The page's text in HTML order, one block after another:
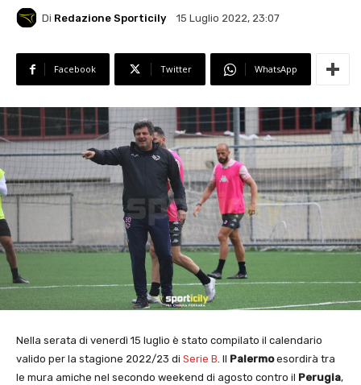
Di Redazione Sporticily 15 Luglio 2022, 23:07
Facebook Twitter WhatsApp
Nella serata di venerdì 15 luglio è stato compilato il calendario
valido per la stagione 2022/23 di Serie B. Il Palermoesordirà tra
le mura amiche nel secondo weekend di agosto contro il Perugia,